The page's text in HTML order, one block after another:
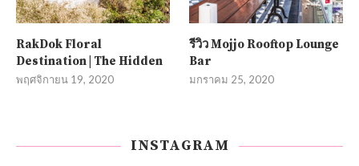
RakDok Floral
Destination | The Hidden
พฤศจิกายน 19, 2020
รีวิว Mojjo Rooftop Lounge
Bar
มกราคม 25, 2020
INSTAGRAM